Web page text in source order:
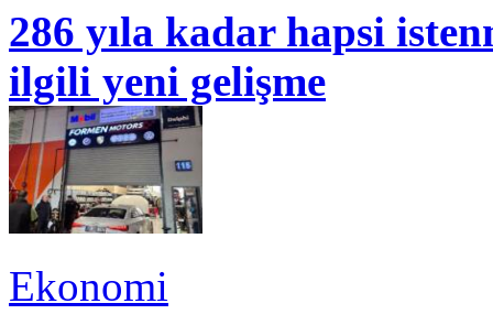
286 yıla kadar hapsi
ilgili yeni gelişme
Ekonomi